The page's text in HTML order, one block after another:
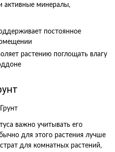
активные минералы,
постоянное
растению поглощать влагу
важно учитывать его
для этого растения лучше
для комнатных растений,